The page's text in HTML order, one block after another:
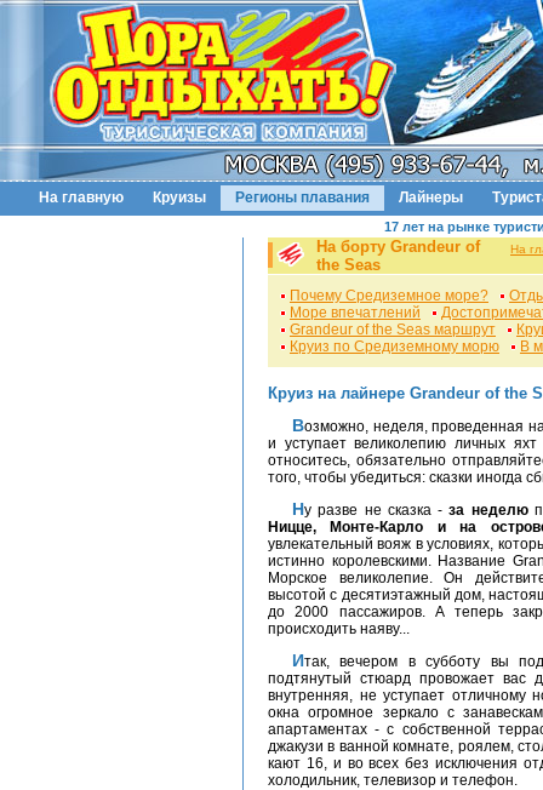
На главную Круизы Регионы плавания Лайнеры
17 лет на рынке
На борту Grandeur of
the Seas
На
Почему Средиземное море?
Море впечатлений
Grandeur of the Seas маршрут
Круиз по Средиземному морю
В
Круиз на лайнере Grandeur of the
Возможно, неделя, проведенная
и уступает великолепию личных
относитесь, обязательно
того, чтобы убедиться: сказки иногда
Ну разве не сказка -за неделю
Ницце, Монте-Карло и на
увлекательный вояж в условиях,
истинно королевскими. Название
Морское великолепие. Он
высотой с десятиэтажный дом,
до 2000 пассажиров. А теперь
происходить наяву...
Итак, вечером в субботу вы поднимаетесь на борт белоснежного красавца и
подтянутый стюард провожает
внутренняя, не уступает отличному
окна огромное зеркало с
апартаментах - с собственной
джакузи в ванной комнате, роялем,
кают 16, и во всех без исключения
холодильник, телевизор и телефон.